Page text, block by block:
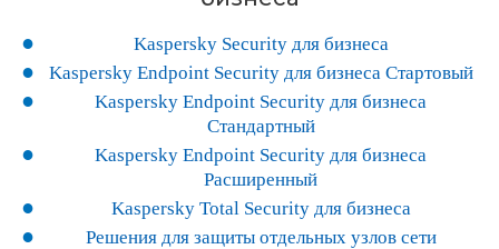
Kaspersky Security для бизнеса
Kaspersky Endpoint Security для бизнеса Стартовый
Kaspersky Endpoint Security для бизнеса
Стандартный
Kaspersky Endpoint Security для бизнеса
Расширенный
Kaspersky Total Security для бизнеса
Решения для защиты отдельных узлов сети